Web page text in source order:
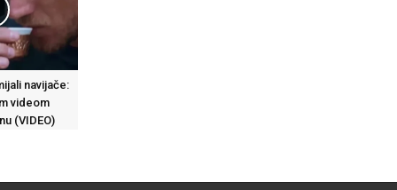
navijače:
videom
(VIDEO)